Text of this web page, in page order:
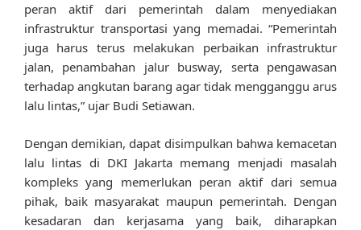
peran aktif dari pemerintah dalam menyediakan
infrastruktur transportasi yang memadai. “Pemerintah
juga harus terus melakukan perbaikan infrastruktur
jalan, penambahan jalur busway, serta pengawasan
terhadap angkutan barang agar tidak mengganggu arus
lalu lintas,” ujar Budi Setiawan.
Dengan demikian, dapat disimpulkan bahwa kemacetan
lalu lintas di DKI Jakarta memang menjadi masalah
kompleks yang memerlukan peran aktif dari semua
pihak, baik masyarakat maupun pemerintah. Dengan
kesadaran dan kerjasama yang baik, diharapkan